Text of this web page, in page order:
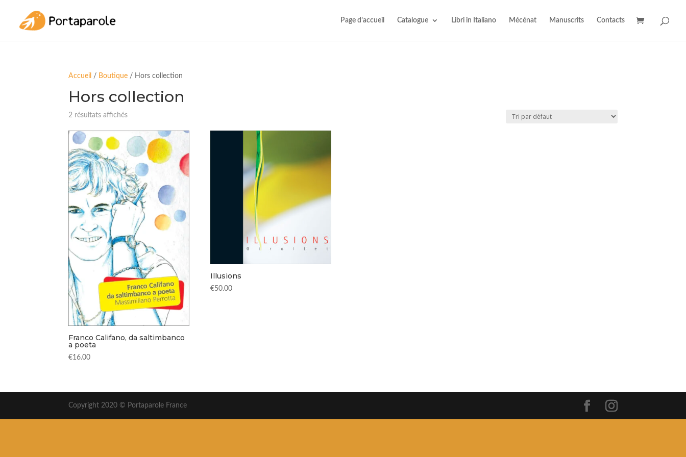
Page d’accueil Catalogue Libri in Italiano Mécénat Manuscrits Contacts
Accueil / Boutique / Hors collection
Hors collection
2 résultats affichés
Franco Califano, da saltimbanco
a poeta
€16.00
Illusions
€50.00
Copyright 2020 © Portaparole France